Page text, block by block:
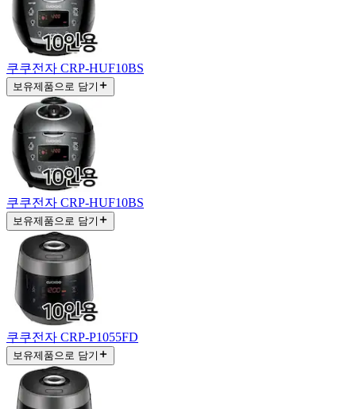
쿠쿠전자 CRP-HUF10BS
보유제품으로 담기
쿠쿠전자 CRP-HUF10BS
보유제품으로 담기
쿠쿠전자 CRP-P1055FD
보유제품으로 담기